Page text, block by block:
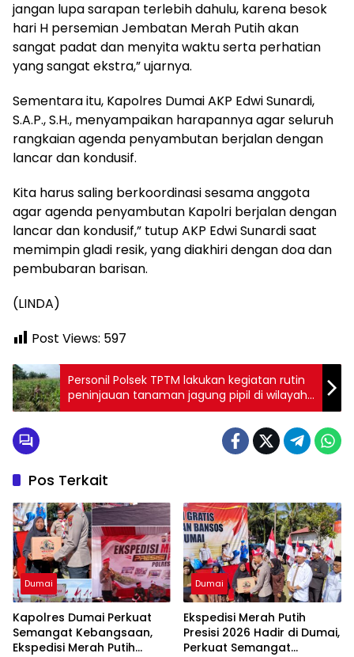
jangan lupa sarapan terlebih dahulu, karena besok
hari H persemian Jembatan Merah Putih akan
sangat padat dan menyita waktu serta perhatian
yang sangat ekstra,” ujarnya.
Sementara itu, Kapolres Dumai AKP Edwi Sunardi,
S.A.P., S.H., menyampaikan harapannya agar seluruh
rangkaian agenda penyambutan berjalan dengan
lancar dan kondusif.
Kita harus saling berkoordinasi sesama anggota
agar agenda penyambutan Kapolri berjalan dengan
lancar dan kondusif,” tutup AKP Edwi Sunardi saat
memimpin gladi resik, yang diakhiri dengan doa dan
pembubaran barisan.
(LINDA)
Post Views: 597
Personil Polsek TPTM lakukan kegiatan rutin
peninjauan tanaman jagung pipil di wilayah
hukum Polsek TPTM
Pos Terkait
Dumai
Kapolres Dumai Perkuat
Semangat Kebangsaan,
Ekspedisi Merah Putih
Dumai
Ekspedisi Merah Putih
Presisi 2026 Hadir di Dumai,
Perkuat Semangat